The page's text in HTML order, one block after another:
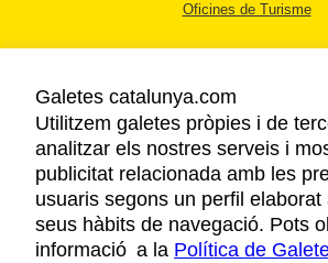
Oficines de Turisme
AVÍS LEGAL
POLÍTICA DE PRIVACITAT
COOKIES
ACCESSIBILITAT
Galetes catalunya.com
Utilitzem galetes pròpies i de
analitzar els nostres serveis i
publicitat relacionada amb les
usuaris segons un perfil elaborat
seus hàbits de navegació. Pots
informació a la Política de